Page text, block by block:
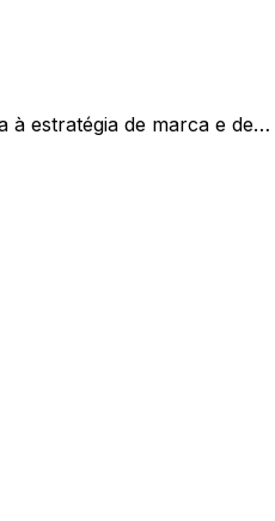
à estratégia de marca e de…